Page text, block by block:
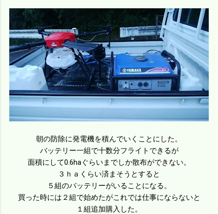
朝の防除に発電機を積んでいくことにした。
バッテリー一組で十数分フライトできるが
面積にして0.6haぐらいまでしか散布ができない。
３ｈａくらい済まそうとすると
５組のバッテリーがいることになる。
買った時には２組で始めたがこれでは仕事にならないと
１組追加購入した。